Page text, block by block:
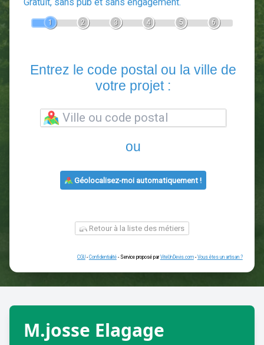
Devis Paysagiste
En 5 minutes, demandez3 devis comparatifs
2 3
Entrez le code postal ou la
ou
Retour à la liste des métiers
M.josse Elagage